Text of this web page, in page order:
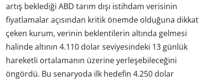
artış beklediği ABD tarım dışı istihdam verisinin
fiyatlamalar açısından kritik önemde olduğuna dikkat
çeken kurum, verinin beklentilerin altında gelmesi
halinde altının 4.110 dolar seviyesindeki 13 günlük
hareketli ortalamanın üzerine yerleşebileceğini
öngördü. Bu senaryoda ilk hedefin 4.250 dolar